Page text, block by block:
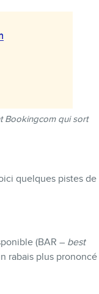
Bookingcom qui sort
quelques pistes de
(BAR – best
rabais plus prononcé